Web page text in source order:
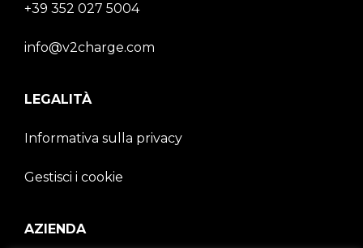
+39 352 027 5004
info@v2charge.com
LEGALITÀ
Informativa sulla privacy
Gestisci i cookie
AZIENDA